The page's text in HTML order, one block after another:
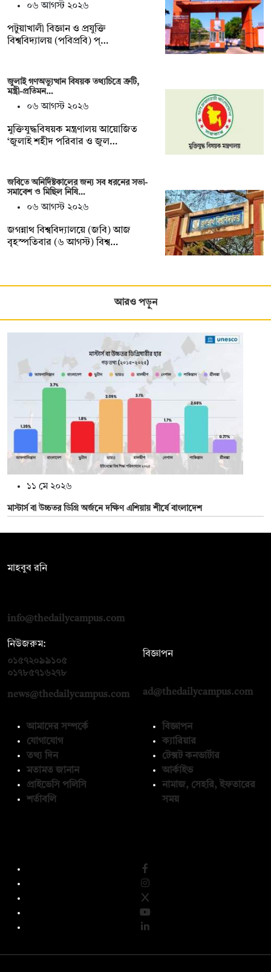
০৬ আগস্ট ২০২৬
পটুয়াখালী বিজ্ঞান ও প্রযুক্তি
বিশ্ববিদ্যালয় (পবিপ্রবি) প্…
জুলাই গণঅভ্যুত্থান বিষয়ক তথ্যচিত্রে ত্রুটি,
মন্ত্রী-প্রতিমন…
০৬ আগস্ট ২০২৬
মুক্তিযুদ্ধবিষয়ক মন্ত্রণালয় আয়োজিত
‘জুলাই শহীদ পরিবার ও জুল…
জবিতে অনির্দিষ্টকালের জন্য সব ধরনের সভা-
সমাবেশ ও মিছিল নিষি…
০৬ আগস্ট ২০২৬
জগন্নাথ বিশ্ববিদ্যালয়ে (জবি) আজ
বৃহস্পতিবার (৬ আগস্ট) বিশ্ব…
আরও পড়ুন
১১ মে ২০২৬
মাস্টার্স বা উচ্চতর ডিগ্রি অর্জনে দক্ষিণ এশিয়ায় শীর্ষে বাংলাদেশ
মাহবুব রনি
info@thedailycampus.com
নিউজরুম:
০১৫৭২০৯৯১০৫
০১৭৮৫৭১৬২৭৮
news@thedailycampus.com
বিজ্ঞাপন
ad@thedailycampus.com
আমাদের সম্পর্কে
যোগাযোগ
তথ্য দিন
মতামত জানান
প্রাইভেসি পলিসি
শর্তাবলি
বিজ্ঞাপন
ক্যারিয়ার
টেক্সট কনভার্টার
আর্কাইভ
নামাজ, সেহরি, ইফতারের
সময়